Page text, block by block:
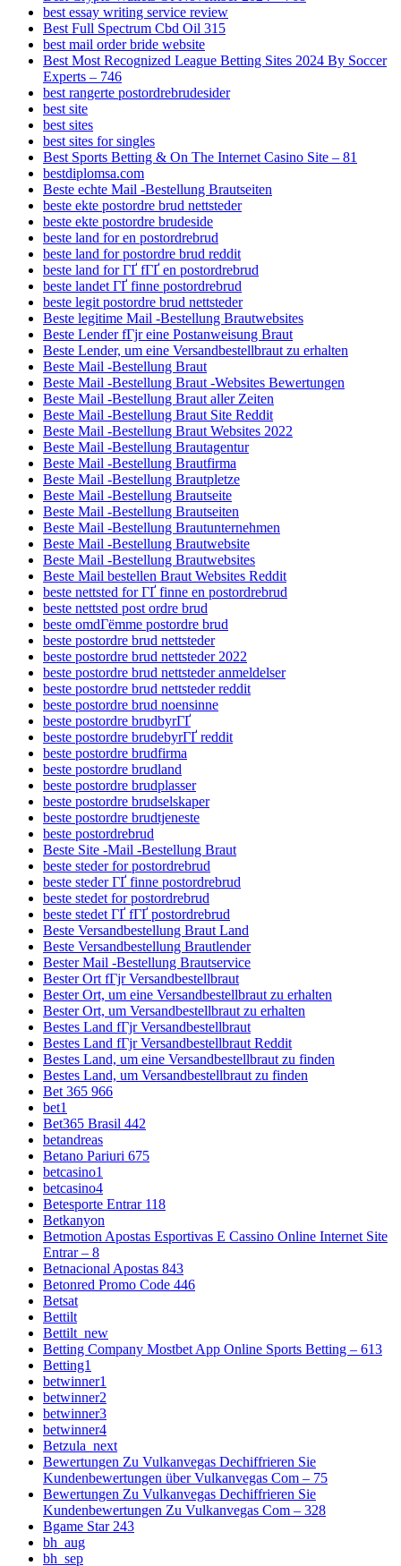
best essay writing service review
Best Full Spectrum Cbd Oil 315
best mail order bride website
Best Most Recognized League Betting Sites 2024 By Soccer
Experts – 746
best rangerte postordrebrudesider
best site
best sites
best sites for singles
Best Sports Betting & On The Internet Casino Site – 81
bestdiplomsa.com
Beste echte Mail -Bestellung Brautseiten
beste ekte postordre brud nettsteder
beste ekte postordre brudeside
beste land for en postordrebrud
beste land for postordre brud reddit
beste land for ГҐ fГҐ en postordrebrud
beste landet ГҐ finne postordrebrud
beste legit postordre brud nettsteder
Beste legitime Mail -Bestellung Brautwebsites
Beste Lender fГјr eine Postanweisung Braut
Beste Lender, um eine Versandbestellbraut zu erhalten
Beste Mail -Bestellung Braut
Beste Mail -Bestellung Braut -Websites Bewertungen
Beste Mail -Bestellung Braut aller Zeiten
Beste Mail -Bestellung Braut Site Reddit
Beste Mail -Bestellung Braut Websites 2022
Beste Mail -Bestellung Brautagentur
Beste Mail -Bestellung Brautfirma
Beste Mail -Bestellung Brautpletze
Beste Mail -Bestellung Brautseite
Beste Mail -Bestellung Brautseiten
Beste Mail -Bestellung Brautunternehmen
Beste Mail -Bestellung Brautwebsite
Beste Mail -Bestellung Brautwebsites
Beste Mail bestellen Braut Websites Reddit
beste nettsted for ГҐ finne en postordrebrud
beste nettsted post ordre brud
beste omdГёmme postordre brud
beste postordre brud nettsteder
beste postordre brud nettsteder 2022
beste postordre brud nettsteder anmeldelser
beste postordre brud nettsteder reddit
beste postordre brud noensinne
beste postordre brudbyrГҐ
beste postordre brudebyrГҐ reddit
beste postordre brudfirma
beste postordre brudland
beste postordre brudplasser
beste postordre brudselskaper
beste postordre brudtjeneste
beste postordrebrud
Beste Site -Mail -Bestellung Braut
beste steder for postordrebrud
beste steder ГҐ finne postordrebrud
beste stedet for postordrebrud
beste stedet ГҐ fГҐ postordrebrud
Beste Versandbestellung Braut Land
Beste Versandbestellung Brautlender
Bester Mail -Bestellung Brautservice
Bester Ort fГјr Versandbestellbraut
Bester Ort, um eine Versandbestellbraut zu erhalten
Bester Ort, um Versandbestellbraut zu erhalten
Bestes Land fГјr Versandbestellbraut
Bestes Land fГјr Versandbestellbraut Reddit
Bestes Land, um eine Versandbestellbraut zu finden
Bestes Land, um Versandbestellbraut zu finden
Bet 365 966
bet1
Bet365 Brasil 442
betandreas
Betano Pariuri 675
betcasino1
betcasino4
Betesporte Entrar 118
Betkanyon
Betmotion Apostas Esportivas E Cassino Online Internet Site
Entrar – 8
Betnacional Apostas 843
Betonred Promo Code 446
Betsat
Bettilt
Bettilt_new
Betting Company Mostbet App Online Sports Betting – 613
Betting1
betwinner1
betwinner2
betwinner3
betwinner4
Betzula_next
Bewertungen Zu Vulkanvegas Dechiffrieren Sie
Kundenbewertungen über Vulkanvegas Com – 75
Bewertungen Zu Vulkanvegas Dechiffrieren Sie
Kundenbewertungen Zu Vulkanvegas Com – 328
Bgame Star 243
bh_aug
bh_sep